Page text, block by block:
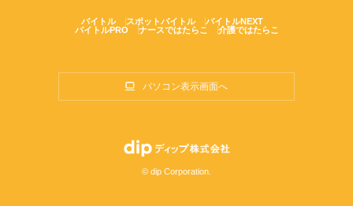
バイトル スポットバイトル
バイトルNEXT
バイトルPRO
ナースではたらこ 介護ではたらこ
パソコン表示画面へ
© dip Corporation.